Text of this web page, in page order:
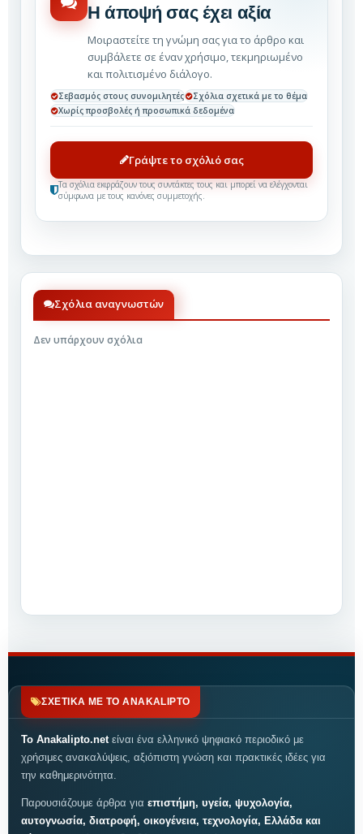
Η άποψή σας έχει αξία
Μοιραστείτε τη γνώμη σας για το άρθρο και
συμβάλετε σε έναν χρήσιμο, τεκμηριωμένο
και πολιτισμένο διάλογο.
Σεβασμός στους συνομιλητές
Σχόλια σχετικά με το θέμα
Χωρίς προσβολές ή προσωπικά δεδομένα
Γράψτε το σχόλιό σας
Τα σχόλια εκφράζουν τους συντάκτες τους και μπορεί να ελέγχονται
σύμφωνα με τους κανόνες συμμετοχής.
Σχόλια αναγνωστών
Δεν υπάρχουν σχόλια
ΣΧΕΤΙΚΑ ΜΕ ΤΟ ANAKALIPTO
Το Anakalipto.net είναι ένα ελληνικό ψηφιακό περιοδικό με
χρήσιμες ανακαλύψεις, αξιόπιστη γνώση και πρακτικές ιδέες για
την καθημερινότητα.
Παρουσιάζουμε άρθρα για επιστήμη, υγεία, ψυχολογία,
αυτογνωσία, διατροφή, οικογένεια, τεχνολογία, Ελλάδα και